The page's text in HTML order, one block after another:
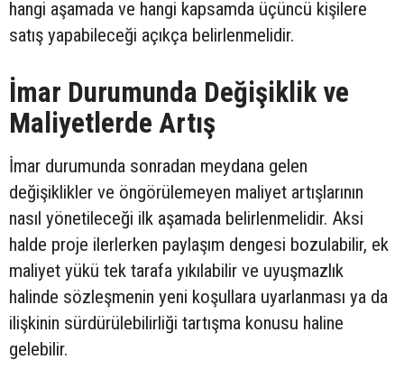
hangi aşamada ve hangi kapsamda üçüncü kişilere
satış yapabileceği açıkça belirlenmelidir.
İmar Durumunda Değişiklik ve
Maliyetlerde Artış
İmar durumunda sonradan meydana gelen
değişiklikler ve öngörülemeyen maliyet artışlarının
nasıl yönetileceği ilk aşamada belirlenmelidir. Aksi
halde proje ilerlerken paylaşım dengesi bozulabilir, ek
maliyet yükü tek tarafa yıkılabilir ve uyuşmazlık
halinde sözleşmenin yeni koşullara uyarlanması ya da
ilişkinin sürdürülebilirliği tartışma konusu haline
gelebilir.